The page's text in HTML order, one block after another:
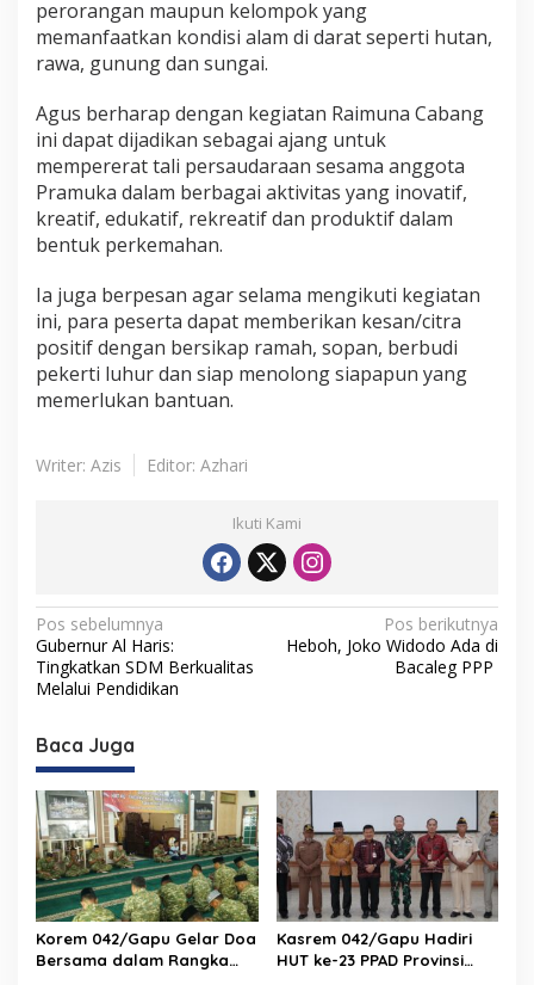
perorangan maupun kelompok yang
memanfaatkan kondisi alam di darat seperti hutan,
rawa, gunung dan sungai.
Agus berharap dengan kegiatan Raimuna Cabang
ini dapat dijadikan sebagai ajang untuk
mempererat tali persaudaraan sesama anggota
Pramuka dalam berbagai aktivitas yang inovatif,
kreatif, edukatif, rekreatif dan produktif dalam
bentuk perkemahan.
Ia juga berpesan agar selama mengikuti kegiatan
ini, para peserta dapat memberikan kesan/citra
positif dengan bersikap ramah, sopan, berbudi
pekerti luhur dan siap menolong siapapun yang
memerlukan bantuan.
Writer: Azis Editor: Azhari
Ikuti Kami
N
a
v
i
g
a
s
i
p
o
s
Pos sebelumnya
Gubernur Al Haris:
Tingkatkan SDM Berkualitas
Melalui Pendidikan
Pos berikutnya
Heboh, Joko Widodo Ada di
Bacaleg PPP
Baca Juga
Korem 042/Gapu Gelar Doa
Bersama dalam Rangka
Kasrem 042/Gapu Hadiri
HUT ke-23 PPAD Provinsi